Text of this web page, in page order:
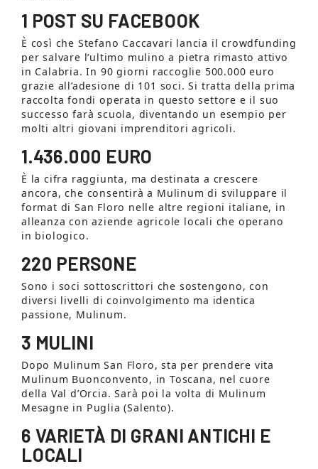
1 POST SU FACEBOOK
È così che Stefano Caccavari lancia il crowdfunding
per salvare l’ultimo mulino a pietra rimasto attivo
in Calabria. In 90 giorni raccoglie 500.000 euro
grazie all’adesione di 101 soci. Si tratta della prima
raccolta fondi operata in questo settore e il suo
successo farà scuola, diventando un esempio per
molti altri giovani imprenditori agricoli.
1.436.000 EURO
È la cifra raggiunta, ma destinata a crescere
ancora, che consentirà a Mulinum di sviluppare il
format di San Floro nelle altre regioni italiane, in
alleanza con aziende agricole locali che operano
in biologico.
220 PERSONE
Sono i soci sottoscrittori che sostengono, con
diversi livelli di coinvolgimento ma identica
passione, Mulinum.
3 MULINI
Dopo Mulinum San Floro, sta per prendere vita
Mulinum Buonconvento, in Toscana, nel cuore
della Val d’Orcia. Sarà poi la volta di Mulinum
Mesagne in Puglia (Salento).
6 VARIETÀ DI GRANI ANTICHI E
LOCALI